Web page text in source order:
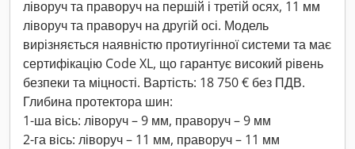
ліворуч та праворуч на першій і третій осях, 11 мм
ліворуч та праворуч на другій осі. Модель
вирізняється наявністю протиугінної системи та має
сертифікацію Code XL, що гарантує високий рівень
безпеки та міцності. Вартість: 18 750 € без ПДВ.
Глибина протектора шин:
1-ша вісь: ліворуч – 9 мм, праворуч – 9 мм
2-га вісь: ліворуч – 11 мм, праворуч – 11 мм